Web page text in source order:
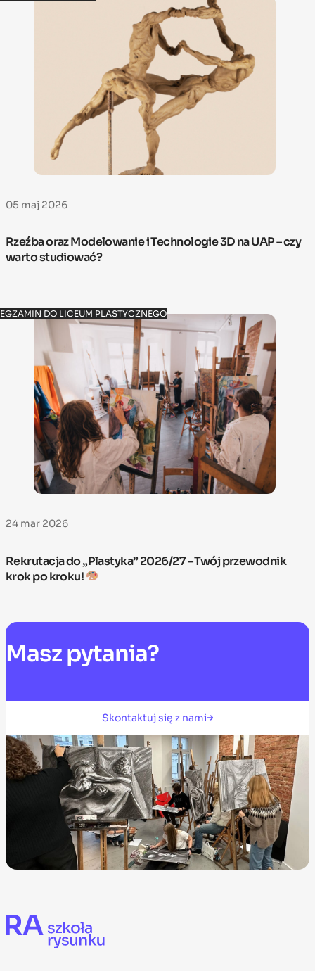
05 maj 2026
Rzeźba oraz Modelowanie i Technologie 3D na UAP – czy
warto studiować?
EGZAMIN DO LICEUM PLASTYCZNEGO
24 mar 2026
Rekrutacja do „Plastyka” 2026/27 – Twój przewodnik
krok po kroku!
Masz pytania?
Skontaktuj się z nami